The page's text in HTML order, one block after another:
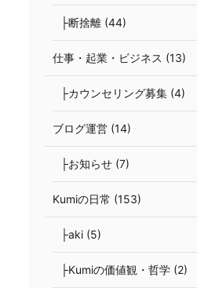
├断捨離 (44)
仕事・起業・ビジネス (13)
├カウンセリング募集 (4)
ブログ運営 (14)
├お知らせ (7)
Kumiの日常 (153)
├aki (5)
├Kumiの価値観・哲学 (2)